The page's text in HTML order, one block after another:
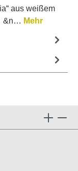
aus weißem
&n… Mehr